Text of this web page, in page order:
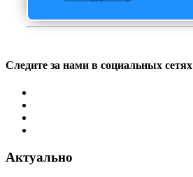
Следите за нами в социальных сетях
Актуально